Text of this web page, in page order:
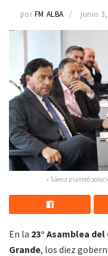
por FM ALBA junio 3,
» Sáenz planteó
En la 23° Asamblea
Grande, los diez